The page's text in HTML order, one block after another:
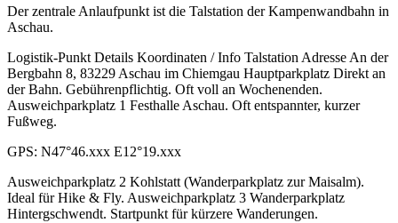
Der zentrale Anlaufpunkt ist die Talstation der Kampenwandbahn in
Aschau.
Logistik-Punkt Details Koordinaten / Info Talstation Adresse An der
Bergbahn 8, 83229 Aschau im Chiemgau Hauptparkplatz Direkt an
der Bahn. Gebührenpflichtig. Oft voll an Wochenenden.
Ausweichparkplatz 1 Festhalle Aschau. Oft entspannter, kurzer
Fußweg.
GPS: N47°46.xxx E12°19.xxx
Ausweichparkplatz 2 Kohlstatt (Wanderparkplatz zur Maisalm).
Ideal für Hike & Fly. Ausweichparkplatz 3 Wanderparkplatz
Hintergschwendt. Startpunkt für kürzere Wanderungen.